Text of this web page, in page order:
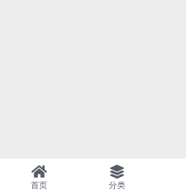
首页 分类